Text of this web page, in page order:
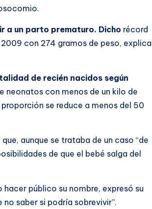
a un parto prematuro. Dicho récord
con 274 gramos de peso, explica
de recién nacidos según
neonatos con menos de un kilo de
se reduce a menos del 50
aunque se trataba de un caso “de
de que el bebé salga del
hacer público su nombre, expresó su
no saber si podría sobrevivir”.